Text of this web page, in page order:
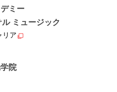
ミー
ミュージック
リア
院